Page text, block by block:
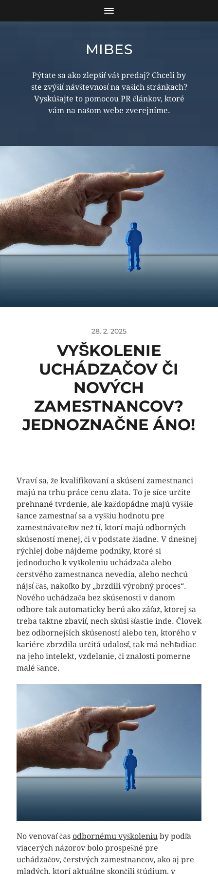
MIBES
Pýtate sa ako zlepšiť váš predaj? Chceli by
ste zvýšiť návštevnosť na vašich stránkach?
Vyskúšajte to pomocou PR článkov, ktoré
vám na našom webe zverejníme.
28. 2. 2025
VYŠKOLENIE
UCHÁDZAČOV ČI
NOVÝCH
ZAMESTNANCOV?
JEDNOZNAČNE ÁNO!
Vraví sa, že kvalifikovaní a skúsení zamestnanci
majú na trhu práce cenu zlata. To je síce určite
prehnané tvrdenie, ale každopádne majú vyššie
šance zamestnať sa a vyššiu hodnotu pre
zamestnávateľov než tí, ktorí majú odborných
skúseností menej, či v podstate žiadne. V dnešnej
rýchlej dobe nájdeme podniky, ktoré si
jednoducho k vyškoleniu uchádzača alebo
čerstvého zamestnanca nevedia, alebo nechcú
nájsť čas, nakoľko by „brzdili výrobný proces“.
Nového uchádzača bez skúsenosti v danom
odbore tak automaticky berú ako záťaž, ktorej sa
treba taktne zbaviť, nech skúsi šťastie inde. Človek
bez odbornejších skúseností alebo ten, ktorého v
kariére zbrzdila určitá udalosť, tak má nehľadiac
na jeho intelekt, vzdelanie, či znalosti pomerne
malé šance.
No venovať čas odbornému vyškoleniuby podľa
viacerých názorov bolo prospešné pre
uchádzačov, čerstvých zamestnancov, ako aj pre
mladých, ktorí aktuálne skončili štúdium, v